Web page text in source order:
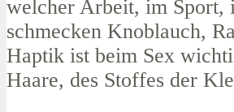
welcher Arbeit, im Sport,
schmecken Knoblauch,
Haptik ist beim Sex
Haare, des Stoffes der